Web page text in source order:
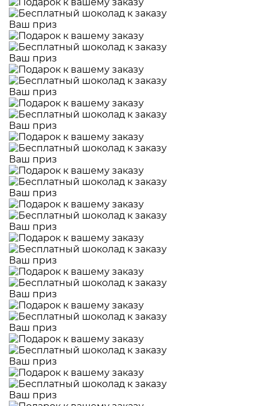
Ваш приз
Ваш приз
Ваш приз
Ваш приз
Ваш приз
Ваш приз
Ваш приз
Ваш приз
Ваш приз
Ваш приз
Ваш приз
Ваш приз